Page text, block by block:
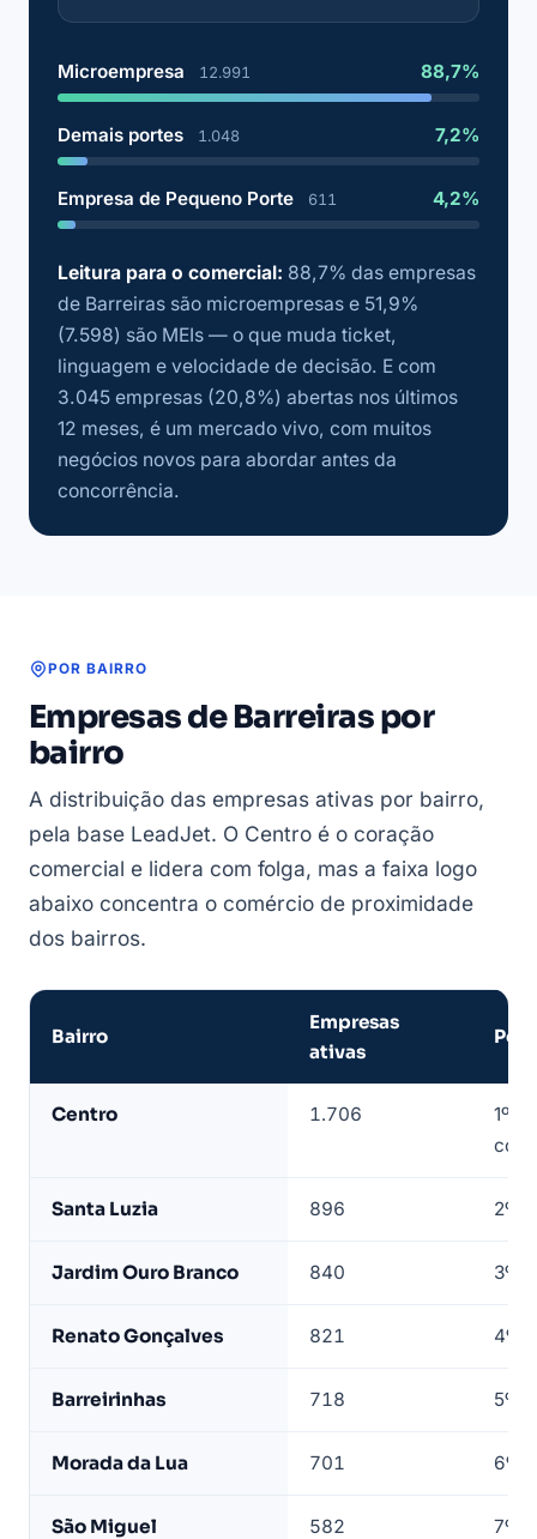
Microempresa 12.991 88,7%
Demais portes 1.048 7,2%
Empresa de Pequeno Porte 611 4,2%
Leitura para o comercial: 88,7% das empresas
de Barreiras são microempresas e 51,9%
(7.598) são MEIs — o que muda ticket,
linguagem e velocidade de decisão. E com
3.045 empresas (20,8%) abertas nos últimos
12 meses, é um mercado vivo, com muitos
negócios novos para abordar antes da
concorrência.
POR BAIRRO
Empresas de Barreiras por
bairro
A distribuição das empresas ativas por bairro,
pela base LeadJet. O Centro é o coração
comercial e lidera com folga, mas a faixa logo
abaixo concentra o comércio de proximidade
dos bairros.
bairro
base
Bairro
Empresas
ativas
Centro 1.706
1º —
Santa Luzia 896 2º
Jardim Ouro Branco 840 3º
Renato Gonçalves 821 4º
Barreirinhas 718 5º
Morada da Lua 701 6º
São Miguel 582 7º